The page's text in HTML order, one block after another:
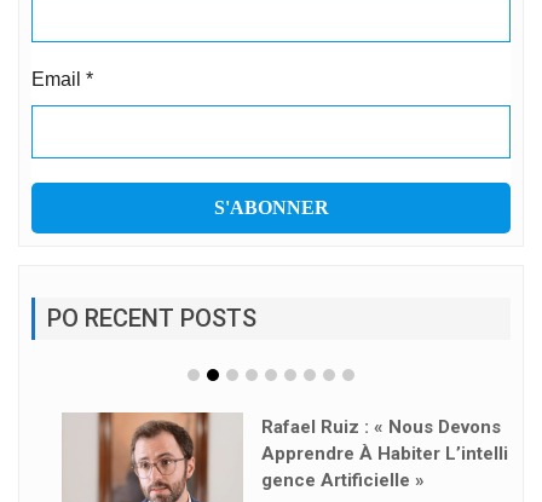
Email *
PO RECENT POSTS
Rafael Ruiz : « Nous Devons
Apprendre À Habiter L’intelli
Gence Artificielle »